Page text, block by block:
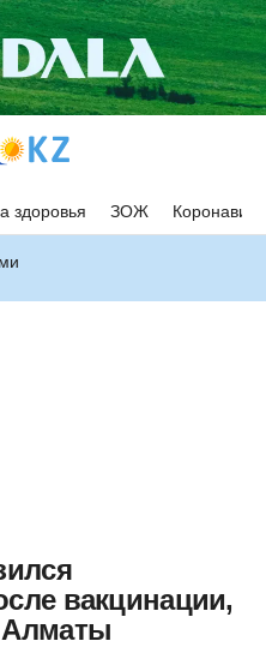
здоровья ЗОЖ
вакцинации,